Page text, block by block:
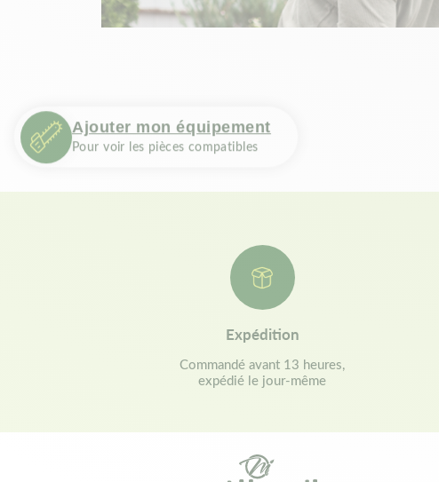
Ajouter mon équipement
Pour voir les pièces compatibles
Expédition
Commandé avant 13 heures,
expédié le jour-même